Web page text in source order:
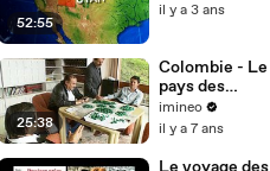
52:55
il y a 3 ans
25:38
Colombie - Le
pays des
émeraudes
imineo
il y a 7 ans